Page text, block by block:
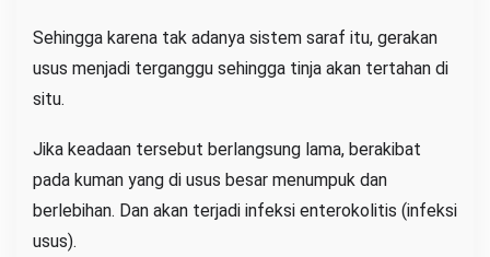
Sehingga karena tak adanya sistem saraf itu, gerakan
usus menjadi terganggu sehingga tinja akan tertahan di
situ.
Jika keadaan tersebut berlangsung lama, berakibat
pada kuman yang di usus besar menumpuk dan
berlebihan. Dan akan terjadi infeksi enterokolitis (infeksi
usus).